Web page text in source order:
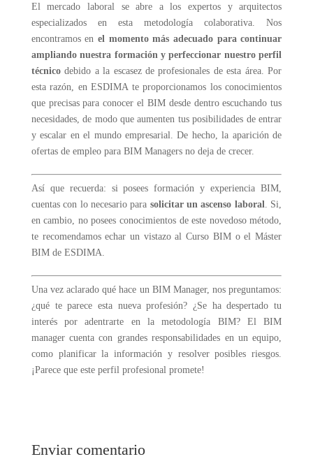
El mercado laboral se abre a los expertos y arquitectos
especializados en esta metodología colaborativa. Nos
encontramos enel momento más adecuado para continuar
ampliando nuestra formación y perfeccionar nuestro perfil
técnicodebido a la escasez de profesionales de esta área. Por
esta razón, en ESDIMA te proporcionamos los conocimientos
que precisas para conocer el BIM desde dentro escuchando tus
necesidades, de modo que aumenten tus posibilidades de entrar
y escalar en el mundo empresarial. De hecho, la aparición de
ofertas de empleo para BIM Managers no deja de crecer.
Así que recuerda: si posees formación y experiencia BIM,
cuentas con lo necesario para solicitar un ascenso laboral. Si,
en cambio, no posees conocimientos de este novedoso método,
te recomendamos echar un vistazo al Curso BIM o el Máster
BIM de ESDIMA.
Una vez aclarado qué hace un BIM Manager, nos preguntamos:
¿qué te parece esta nueva profesión? ¿Se ha despertado tu
interés por adentrarte en la metodología BIM? El BIM
manager cuenta con grandes responsabilidades en un equipo,
como planificar la información y resolver posibles riesgos.
¡Parece que este perfil profesional promete!
Enviar comentario